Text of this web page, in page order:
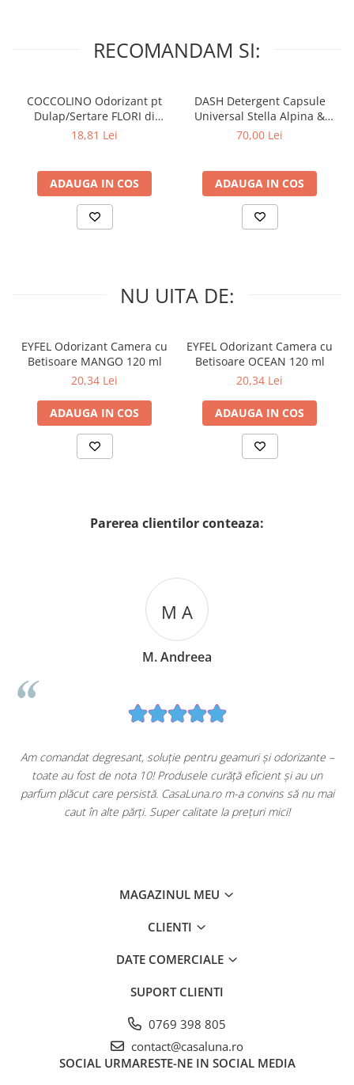
RECOMANDAM SI:
COCCOLINO Odorizant pt
Dulap/Sertare FLORI di
PRIMAVERA 3 buc
18,81 Lei
ADAUGA IN COS
DASH Detergent Capsule
Universal Stella Alpina &
Muschino Bianco 60 buc
70,00 Lei
ADAUGA IN COS
NU UITA DE:
EYFEL Odorizant Camera cu
Betisoare MANGO 120 ml
20,34 Lei
ADAUGA IN COS
EYFEL Odorizant Camera cu
Betisoare OCEAN 120 ml
20,34 Lei
ADAUGA IN COS
Parerea clientilor conteaza:
M A
M. Andreea
Am comandat degresant, soluție pentru geamuri și odorizante –
toate au fost de nota 10! Produsele curăță eficient și au un
parfum plăcut care persistă. CasaLuna.ro m-a convins să nu mai
caut în alte părți. Super calitate la prețuri mici!
MAGAZINUL MEU
CLIENTI
DATE COMERCIALE
SUPORT CLIENTI
0769 398 805
contact@casaluna.ro
SOCIAL URMARESTE-NE IN SOCIAL MEDIA